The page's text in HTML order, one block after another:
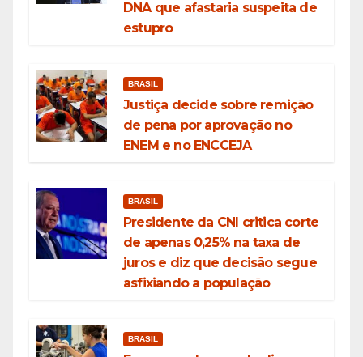
DNA que afastaria suspeita de
estupro
BRASIL
Justiça decide sobre remição
de pena por aprovação no
ENEM e no ENCCEJA
BRASIL
Presidente da CNI critica corte
de apenas 0,25% na taxa de
juros e diz que decisão segue
asfixiando a população
BRASIL